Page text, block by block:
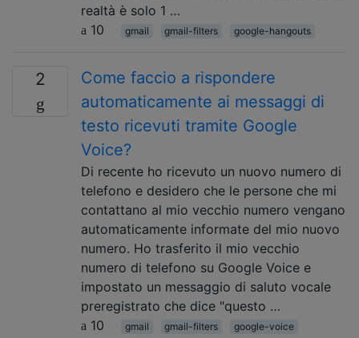
realtà è solo 1 …
10
gmail gmail-filters google-hangouts
2
Come faccio a rispondere
automaticamente ai messaggi di
testo ricevuti tramite Google
Voice?
Di recente ho ricevuto un nuovo numero di
telefono e desidero che le persone che mi
contattano al mio vecchio numero vengano
automaticamente informate del mio nuovo
numero. Ho trasferito il mio vecchio
numero di telefono su Google Voice e
impostato un messaggio di saluto vocale
preregistrato che dice "questo …
10
gmail gmail-filters
google-voice